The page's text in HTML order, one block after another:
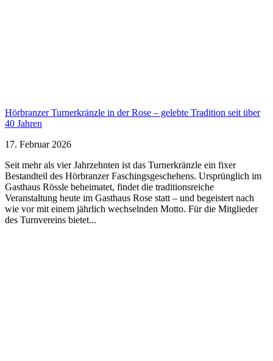
Hörbranzer Turnerkränzle in der Rose – gelebte Tradition seit über
40 Jahren
17. Februar 2026
Seit mehr als vier Jahrzehnten ist das Turnerkränzle ein fixer
Bestandteil des Hörbranzer Faschingsgeschehens. Ursprünglich im
Gasthaus Rössle beheimatet, findet die traditionsreiche
Veranstaltung heute im Gasthaus Rose statt – und begeistert nach
wie vor mit einem jährlich wechselnden Motto. Für die Mitglieder
des Turnvereins bietet...